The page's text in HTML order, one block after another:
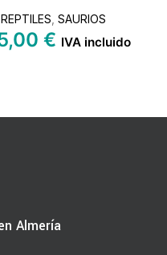
REPTILES SAURIOS
€ IVA incluido
Almería